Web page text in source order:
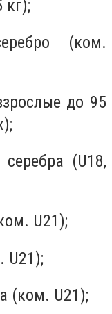
кг);
(ком.
до 95
(U18,
U21);
U21);
(ком. U21);